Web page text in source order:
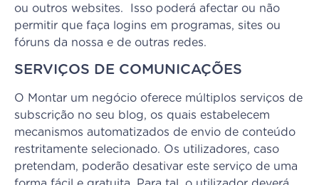
ou outros websites. Isso poderá afectar ou não
permitir que faça logins em programas, sites ou
fóruns da nossa e de outras redes.
SERVIÇOS DE COMUNICAÇÕES
O Montar um negócio oferece múltiplos serviços de
subscrição no seu blog, os quais estabelecem
mecanismos automatizados de envio de conteúdo
restritamente selecionado. Os utilizadores, caso
pretendam, poderão desativar este serviço de uma